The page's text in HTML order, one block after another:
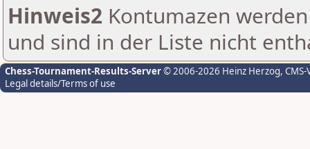
Hinweis2 Kontumazen
und sind in der Liste nicht
Chess-Tournament-Results-Server© 2006-2026 Heinz Herzog,
Legal details/Terms of use